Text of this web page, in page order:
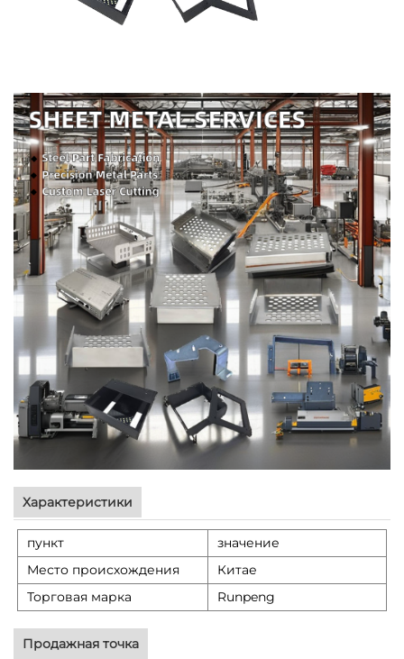
Характеристики
пункт
значение
Место происхождения
Китае
Торговая марка
Runpeng
Продажная точка